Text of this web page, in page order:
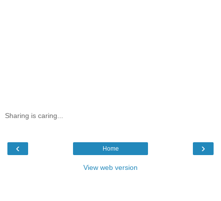
Sharing is caring...
‹ ›
Home
View web version